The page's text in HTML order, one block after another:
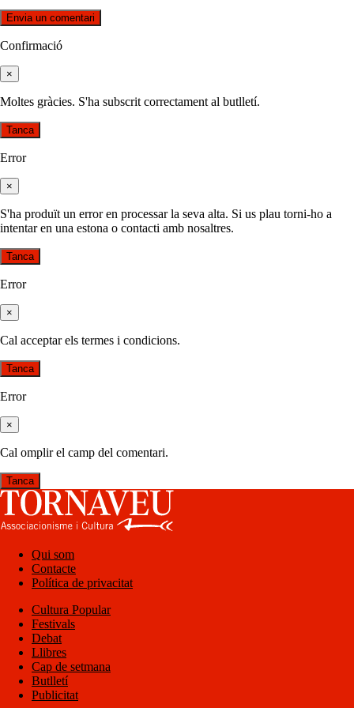
Confirmació
×
Moltes gràcies. S'ha subscrit correctament al butlletí.
Tanca
Error
×
S'ha produït un error en processar la seva alta. Si us plau torni-ho a
intentar en una estona o contacti amb nosaltres.
Tanca
Error
×
Cal acceptar els termes i condicions.
Tanca
Error
×
Cal omplir el camp del comentari.
Tanca
Qui som
Contacte
Política de privacitat
Cultura Popular
Festivals
Debat
Llibres
Cap de setmana
Butlletí
Publicitat